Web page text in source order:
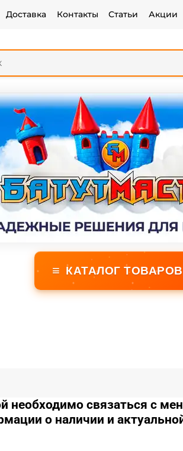
Доставка Контакты Статьи Акции
≡ КАТАЛОГ ТОВАРОВ
связаться с
о наличии и